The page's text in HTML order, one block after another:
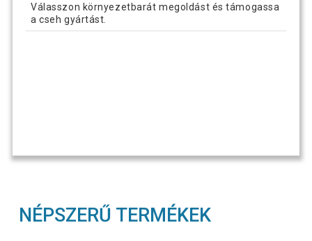
Válasszon környezetbarát megoldást és támogassa
a cseh gyártást.
NÉPSZERŰ TERMÉKEK